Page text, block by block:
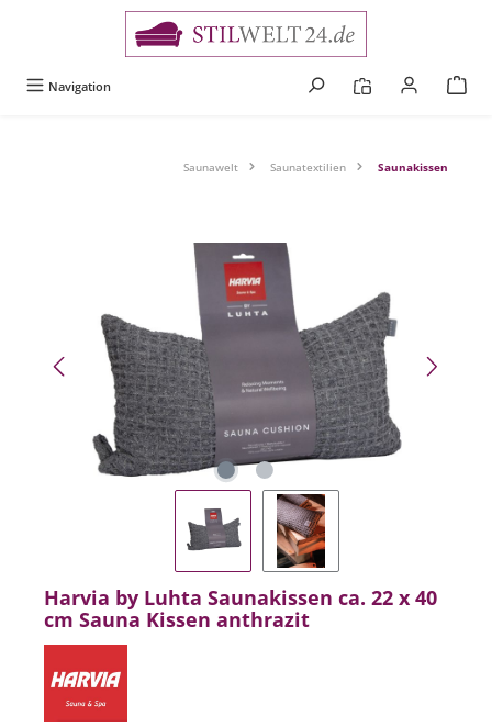
Navigation
Saunawelt Saunatextilien Saunakissen
Bildergalerie überspringen
Harvia by Luhta Saunakissen ca. 22 x 40
cm Sauna Kissen anthrazit